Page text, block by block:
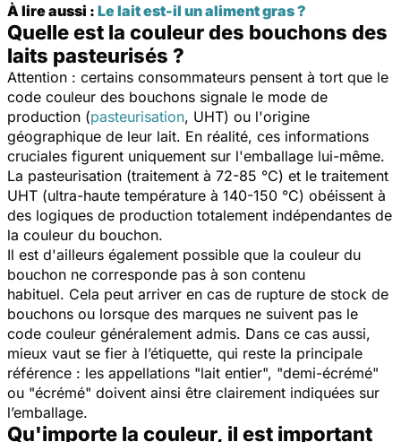
À lire aussi : Le lait est-il un aliment gras ?
Quelle est la couleur des bouchons des
laits pasteurisés ?
Attention : certains consommateurs pensent à tort que le
code couleur des bouchons signale le mode de
production (pasteurisation, UHT) ou l'origine
géographique de leur lait. En réalité, ces informations
cruciales figurent uniquement sur l'emballage lui-même.
La pasteurisation (traitement à 72-85 °C) et le traitement
UHT (ultra-haute température à 140-150 °C) obéissent à
des logiques de production totalement indépendantes de
la couleur du bouchon.
Il est d'ailleurs également possible que la couleur du
bouchon ne corresponde pas à son contenu
habituel. Cela peut arriver en cas de rupture de stock de
bouchons ou lorsque des marques ne suivent pas le
code couleur généralement admis. Dans ce cas aussi,
mieux vaut se fier à l’étiquette, qui reste la principale
référence : les appellations "lait entier", "demi-écrémé"
ou "écrémé" doivent ainsi être clairement indiquées sur
l’emballage.
Qu'importe la couleur, il est important